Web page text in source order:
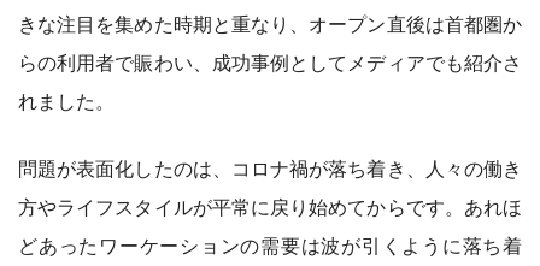
きな注目を集めた時期と重なり、オープン直後は首都圏か
らの利用者で賑わい、成功事例としてメディアでも紹介さ
れました。
問題が表面化したのは、コロナ禍が落ち着き、人々の働き
方やライフスタイルが平常に戻り始めてからです。あれほ
どあったワーケーションの需要は波が引くように落ち着